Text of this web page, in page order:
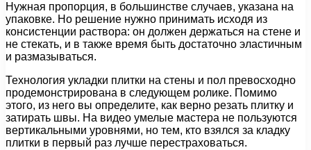
Нужная пропорция, в большинстве случаев, указана на
упаковке. Но решение нужно принимать исходя из
консистенции раствора: он должен держаться на стене и
не стекать, и в также время быть достаточно эластичным
и размазываться.
Технология укладки плитки на стены и пол превосходно
продемонстрирована в следующем ролике. Помимо
этого, из него вы определите, как верно резать плитку и
затирать швы. На видео умелые мастера не пользуются
вертикальными уровнями, но тем, кто взялся за кладку
плитки в первый раз лучше перестраховаться.